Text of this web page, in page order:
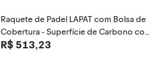
Raquete de Padel LAPAT com Bolsa de
Cobertura - Superfície de Carbono co
m Espuma de Memória EVA - Raquetes
R$ 513,23